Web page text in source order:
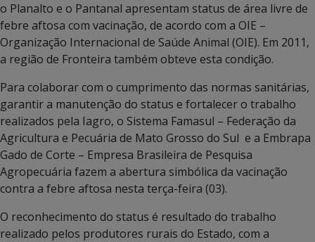
o Planalto e o Pantanal apresentam status de área livre de
febre aftosa com vacinação, de acordo com a OIE –
Organização Internacional de Saúde Animal (OIE). Em 2011,
a região de Fronteira também obteve esta condição.
Para colaborar com o cumprimento das normas sanitárias,
garantir a manutenção do status e fortalecer o trabalho
realizados pela Iagro, o Sistema Famasul – Federação da
Agricultura e Pecuária de Mato Grosso do Sul e a Embrapa
Gado de Corte – Empresa Brasileira de Pesquisa
Agropecuária fazem a abertura simbólica da vacinação
contra a febre aftosa nesta terça-feira (03).
O reconhecimento do status é resultado do trabalho
realizado pelos produtores rurais do Estado, com a